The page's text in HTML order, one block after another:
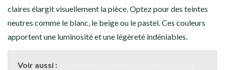
claires élargit visuellement la pièce. Optez pour des teintes
neutres comme le blanc, le beige ou le pastel. Ces couleurs
apportent une luminosité et une légèreté indéniables.
Voir aussi :